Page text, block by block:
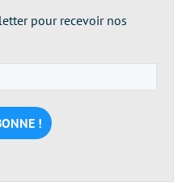
pour recevoir nos
e-
mail
*